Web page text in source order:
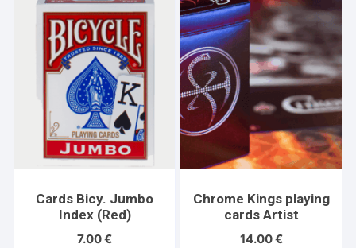
Cards Bicy. Jumbo
Index (Red)
7.00€
Chrome Kings playing
cards Artist
14.00€